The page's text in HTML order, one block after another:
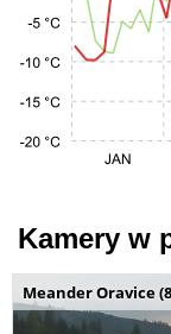
Kamery w
Meander Oravice